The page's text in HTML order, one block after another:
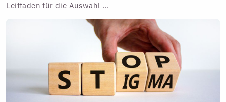
Leitfaden für die Auswahl ...